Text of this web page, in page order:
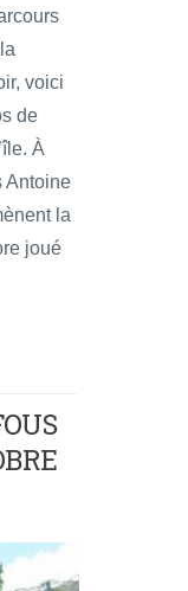
voici
de
À
Antoine
la
joué